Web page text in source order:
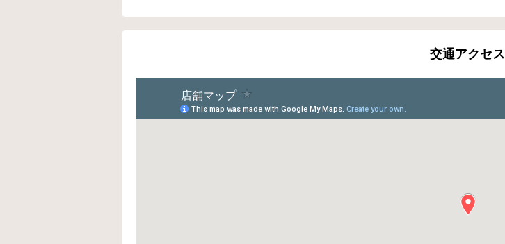
交通アクセス